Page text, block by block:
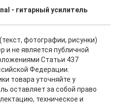
- гитарный усилитель
фотографии, рисунки)
и не является публичной
Статьи 437
Федерации.
товара уточняйте у
оставляет за собой право
техническое и